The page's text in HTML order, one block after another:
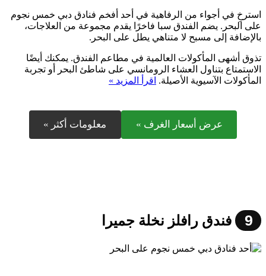
استرخِ في أجواء من الرفاهية في أحد أفخم فنادق دبي خمس نجوم
على البحر. يضم الفندق سبا فاخرًا يقدم مجموعة من العلاجات،
بالإضافة إلى مسبح لا متناهي يطل على البحر.
تذوق أشهى المأكولات العالمية في مطاعم الفندق. يمكنك أيضًا
الاستمتاع بتناول العشاء الرومانسي على شاطئ البحر أو تجربة
المأكولات الآسيوية الأصيلة. اقرأ المزيد »
عرض أسعار الغرف » معلومات أكثر »
9 فندق رافلز نخلة جميرا